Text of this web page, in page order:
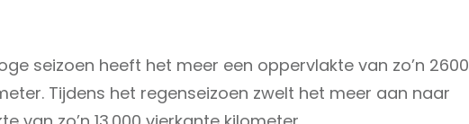
seizoen heeft het meer een oppervlakte van zo’n 2600
Tijdens het regenseizoen zwelt het meer aan naar